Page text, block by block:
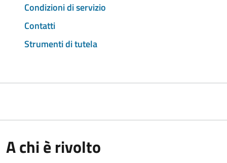
Condizioni di servizio
Contatti
Strumenti di tutela
A chi è rivolto